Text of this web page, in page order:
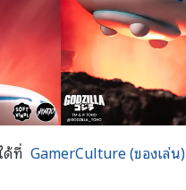
ด้ที่ GamerCulture (ของเล่น)